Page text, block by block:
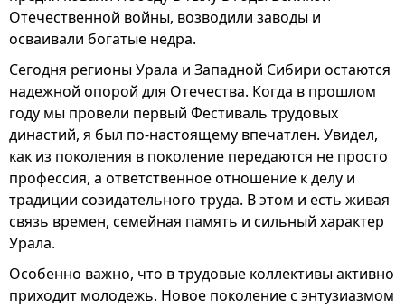
Отечественной войны, возводили заводы и
осваивали богатые недра.
Сегодня регионы Урала и Западной Сибири остаются
надежной опорой для Отечества. Когда в прошлом
году мы провели первый Фестиваль трудовых
династий, я был по-настоящему впечатлен. Увидел,
как из поколения в поколение передаются не просто
профессия, а ответственное отношение к делу и
традиции созидательного труда. В этом и есть живая
связь времен, семейная память и сильный характер
Урала.
Особенно важно, что в трудовые коллективы активно
приходит молодежь. Новое поколение с энтузиазмом